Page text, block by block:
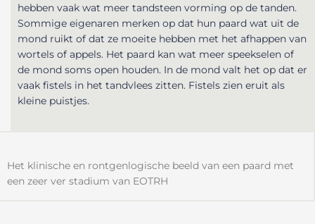
hebben vaak wat meer tandsteen vorming op de tanden.
Sommige eigenaren merken op dat hun paard wat uit de
mond ruikt of dat ze moeite hebben met het afhappen van
wortels of appels. Het paard kan wat meer speekselen of
de mond soms open houden. In de mond valt het op dat er
vaak fistels in het tandvlees zitten. Fistels zien eruit als
kleine puistjes.
Het klinische en rontgenlogische beeld van een paard met
een zeer ver stadium van EOTRH